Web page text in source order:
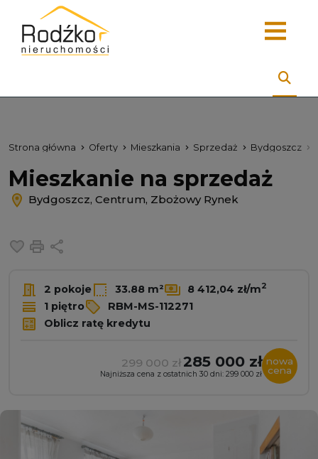
Strona główna Oferty Mieszkania Sprzedaż Bydgoszcz
Mieszkanie na sprzedaż
Bydgoszcz, Centrum, Zbożowy Rynek
Dodaj do ulubionych
Drukuj
2 pokoje 33.88 m² 8 412,04 zł/m2
1 piętro
RBM-MS-112271
Oblicz ratę kredytu
299 000 zł285 000 zł
Najniższa cena z ostatnich 30 dni: 299 000 zł
nowa
cena